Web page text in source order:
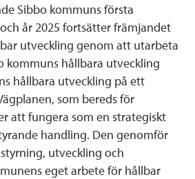
Sibbo kommuns första
år 2025 fortsätter främjandet
utveckling genom att utarbeta
kommuns hållbara utveckling
hållbara utveckling på ett
som bereds för
att fungera som en strategiskt
handling. Den genomför
utveckling och
eget arbete för hållbar